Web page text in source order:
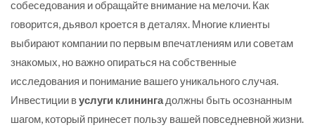
собеседования и обращайте внимание на мелочи. Как
говорится, дьявол кроется в деталях. Многие клиенты
выбирают компании по первым впечатлениям или советам
знакомых, но важно опираться на собственные
исследования и понимание вашего уникального случая.
Инвестиции вуслуги клинингадолжны быть осознанным
шагом, который принесет пользу вашей повседневной жизни.